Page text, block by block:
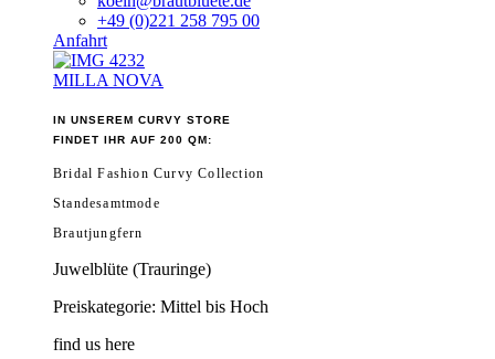
+49 (0)221 258 795 00
Anfahrt
MILLA NOVA
IN UNSEREM CURVY STORE
FINDET IHR AUF 200 QM:
Bridal Fashion Curvy Collection
Standesamtmode
Brautjungfern
Juwelblüte (Trauringe)
Preiskategorie: Mittel bis Hoch
find us here